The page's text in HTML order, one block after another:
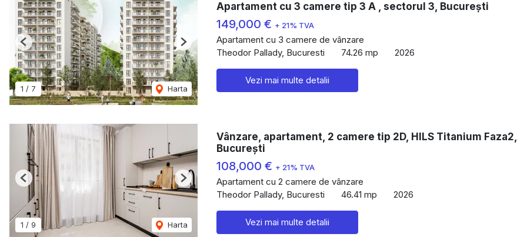
1 / 7 Harta
Previous Next
Apartament cu 3 camere tip 3 A , sectorul 3, București
149,000 € + 21% TVA
Apartament cu 3 camere de vânzare
Theodor Pallady, Bucuresti
74.26 mp 2026
Vezi mai multe detalii
1 / 9 Harta
Previous Next
Vânzare, apartament, 2 camere tip 2D, HILS Titanium Faza2,
București
108,000 € + 21% TVA
Apartament cu 2 camere de vânzare
Theodor Pallady, Bucuresti
46.41 mp 2026
Vezi mai multe detalii